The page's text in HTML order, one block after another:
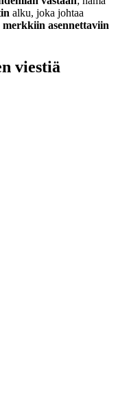
alku, joka johtaa
merkkiin asennettaviin
viestiä